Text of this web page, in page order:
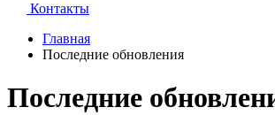
Контакты
Главная
Последние обновления
Последние